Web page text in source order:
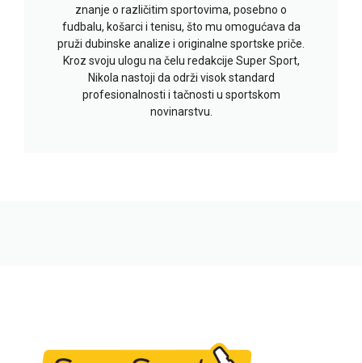
znanje o različitim sportovima, posebno o
fudbalu, košarci i tenisu, što mu omogućava da
pruži dubinske analize i originalne sportske priče.
Kroz svoju ulogu na čelu redakcije Super Sport,
Nikola nastoji da održi visok standard
profesionalnosti i tačnosti u sportskom
novinarstvu.